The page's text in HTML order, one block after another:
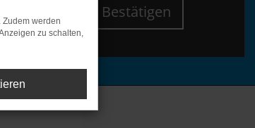
Bestätigen
werden
zu schalten,